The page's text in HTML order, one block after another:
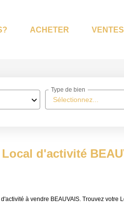
ACHETER
Sélectionnez...
Type de bien
d'activité
à vendre BEAUVAIS. Trouvez